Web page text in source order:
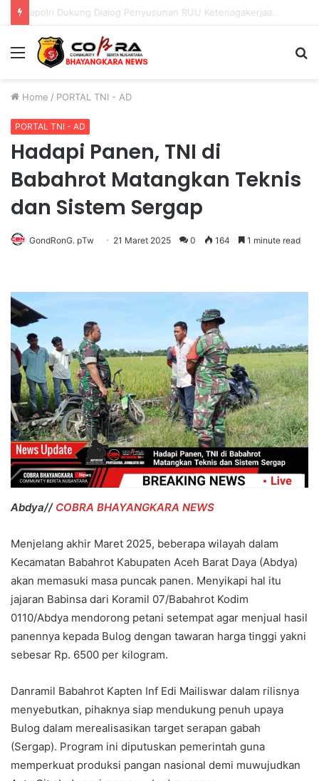
Menu
Home / PORTAL TNI - AD
PORTAL TNI - AD
Hadapi Panen, TNI di
Babahrot Matangkan Teknis
dan Sistem Sergap
GondRonG. pTw 21 Maret 2025 0 164 1 minute read
Abdya// COBRA BHAYANGKARA NEWS
Menjelang akhir Maret 2025, beberapa wilayah dalam
Kecamatan Babahrot Kabupaten Aceh Barat Daya (Abdya)
akan memasuki masa puncak panen. Menyikapi hal itu
jajaran Babinsa dari Koramil 07/Babahrot Kodim
0110/Abdya mendorong petani setempat agar menjual hasil
panennya kepada Bulog dengan tawaran harga tinggi yakni
sebesar Rp. 6500 per kilogram.
Danramil Babahrot Kapten Inf Edi Mailiswar dalam rilisnya
menyebutkan, pihaknya siap mendukung penuh upaya
Bulog dalam merealisasikan target serapan gabah
(Sergap). Program ini diputuskan pemerintah guna
memperkuat produksi pangan nasional demi muwujudkan